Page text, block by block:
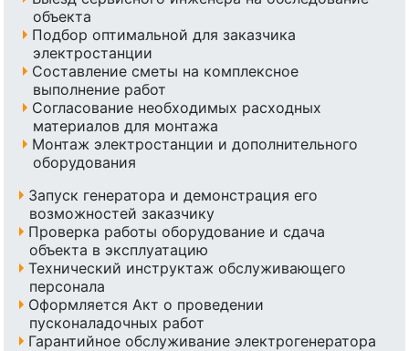
объекта
Подбор оптимальной для заказчика
электростанции
Составление сметы на комплексное
выполнение работ
Согласование необходимых расходных
материалов для монтажа
Монтаж электростанции и дополнительного
оборудования
Запуск генератора и демонстрация его
возможностей заказчику
Проверка работы оборудование и сдача
объекта в эксплуатацию
Технический инструктаж обслуживающего
персонала
Оформляется Акт о проведении
пусконаладочных работ
Гарантийное обслуживание электрогенератора